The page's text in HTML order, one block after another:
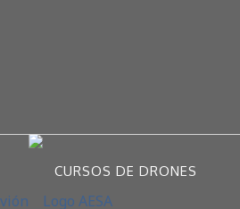
CURSOS DE DRONES